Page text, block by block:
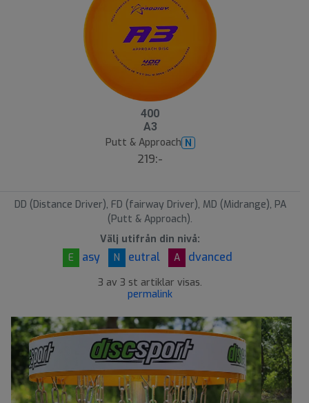
400
A3
Putt & Approach N
219:-
DD (Distance Driver), FD (fairway Driver), MD (Midrange), PA
(Putt & Approach).
Välj utifrån din nivå:
E
asy N eutral A dvanced
3 av 3 st artiklar visas.
permalink